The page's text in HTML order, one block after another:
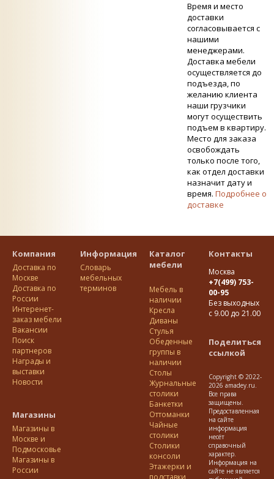
Время и место
доставки
согласовывается с
нашими
менеджерами.
Доставка мебели
осуществляется до
подъезда, по
желанию клиента
наши грузчики
могут осуществить
подъем в квартиру.
Место для заказа
освобождать
только после того,
как отдел доставки
назначит дату и
время. Подробнее о
доставке
Компания
Доставка по
Москве
Доставка по
Росcии
Интеренет-
заказ мебели
Вакансии
Поиск
партнеров
Награды и
выставки
Новости
Магазины
Магазины в
Москве и
Подмосковье
Магазины в
России
Информация
Словарь
мебельных
терминов
Каталог
мебели
Мебель в
наличии
Кресла
Диваны
Стулья
Обеденные
группы в
наличии
Столы
Журнальные
столики
Банкетки
Оттоманки
Чайные
столики
Столики
консоли
Этажерки и
подставки
Контакты
Москва
+7(499) 753-
00-95
Без выходных
с 9.00 до 21.00
Поделиться
ссылкой
Copyright © 2022-
2026 amadey.ru.
Все права
защищены.
Предоставленная
на сайте
информация
несёт
справочный
характер.
Информация на
сайте не является